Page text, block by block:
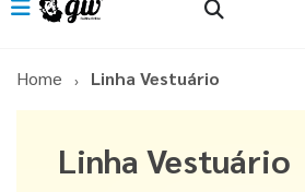
Home Linha Vestuário
Linha Vestuário